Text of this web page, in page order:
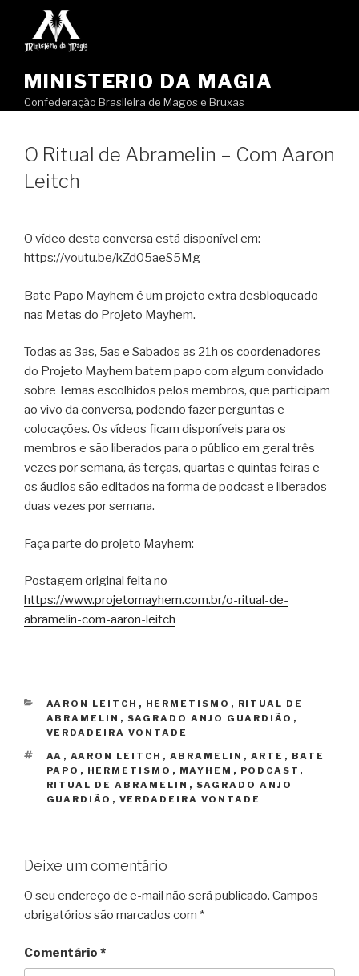
MINISTERIO DA MAGIA
Confederação Brasileira de Magos e Bruxas
O Ritual de Abramelin – Com Aaron
Leitch
O vídeo desta conversa está disponível em:
https://youtu.be/kZd05aeS5Mg
Bate Papo Mayhem é um projeto extra desbloqueado
nas Metas do Projeto Mayhem.
Todas as 3as, 5as e Sabados as 21h os coordenadores
do Projeto Mayhem batem papo com algum convidado
sobre Temas escolhidos pelos membros, que participam
ao vivo da conversa, podendo fazer perguntas e
colocações. Os vídeos ficam disponíveis para os
membros e são liberados para o público em geral três
vezes por semana, às terças, quartas e quintas feiras e
os áudios são editados na forma de podcast e liberados
duas vezes por semana.
Faça parte do projeto Mayhem:
Postagem original feita no
https://www.projetomayhem.com.br/o-ritual-de-
abramelin-com-aaron-leitch
CATEGORIAS
AARON LEITCH , HERMETISMO , RITUAL DE
ABRAMELIN , SAGRADO ANJO GUARDIÃO ,
VERDADEIRA VONTADE
TAGS
AA , AARON LEITCH , ABRAMELIN , ARTE , BATE
PAPO , HERMETISMO , MAYHEM , PODCAST ,
RITUAL DE ABRAMELIN , SAGRADO ANJO
GUARDIÃO , VERDADEIRA VONTADE
Deixe um comentário
O seu endereço de e-mail não será publicado. Campos
obrigatórios são marcados com *
Comentário *